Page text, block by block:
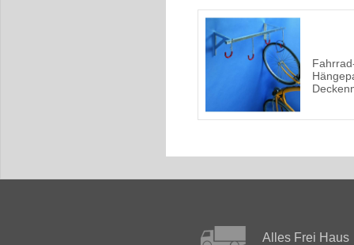
Alles Frei Haus